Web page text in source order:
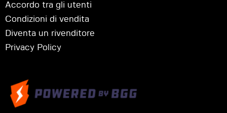
Accordo tra gli utenti
Condizioni di vendita
Diventa un rivenditore
Privacy Policy